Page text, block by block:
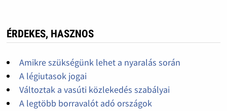
ÉRDEKES, HASZNOS
Amikre szükségünk lehet a nyaralás során
A légiutasok jogai
Változtak a vasúti közlekedés szabályai
A legtöbb borravalót adó országok